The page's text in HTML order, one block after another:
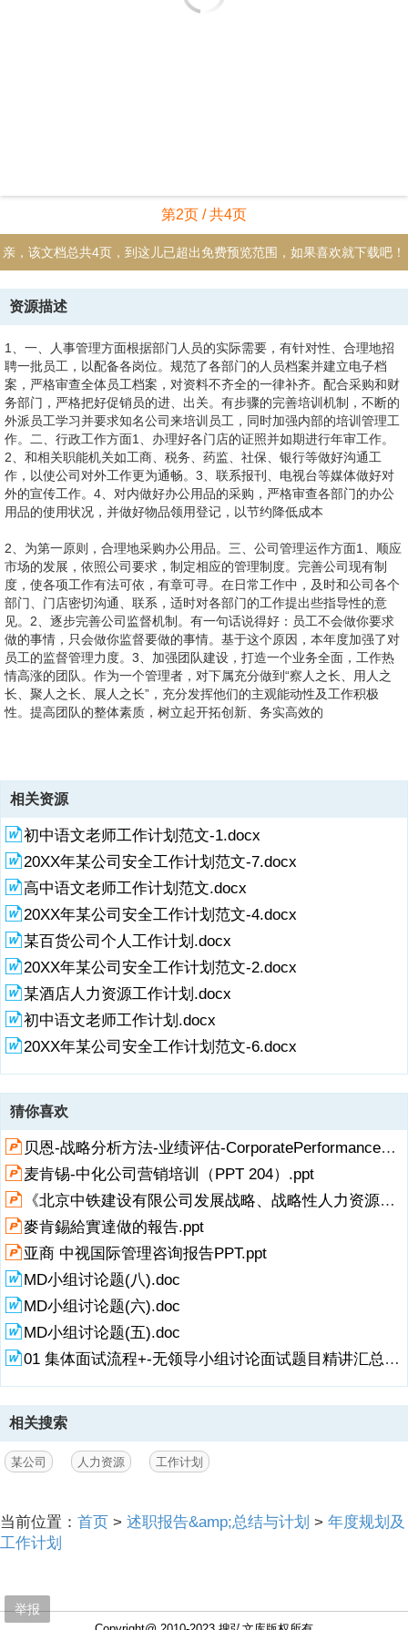
举报
第2页 / 共4页
亲，该文档总共4页，到这儿已超出免费预览范围，如果喜欢就下载吧！
资源描述
1、一、人事管理方面根据部门人员的实际需要，有针对性、合理地招
聘一批员工，以配备各岗位。规范了各部门的人员档案并建立电子档
案，严格审查全体员工档案，对资料不齐全的一律补齐。配合采购和财
务部门，严格把好促销员的进、出关。有步骤的完善培训机制，不断的
外派员工学习并要求知名公司来培训员工，同时加强内部的培训管理工
作。二、行政工作方面1、办理好各门店的证照并如期进行年审工作。
2、和相关职能机关如工商、税务、药监、社保、银行等做好沟通工
作，以使公司对外工作更为通畅。3、联系报刊、电视台等媒体做好对
外的宣传工作。4、对内做好办公用品的采购，严格审查各部门的办公
用品的使用状况，并做好物品领用登记，以节约降低成本
2、为第一原则，合理地采购办公用品。三、公司管理运作方面1、顺应
市场的发展，依照公司要求，制定相应的管理制度。完善公司现有制
度，使各项工作有法可依，有章可寻。在日常工作中，及时和公司各个
部门、门店密切沟通、联系，适时对各部门的工作提出些指导性的意
见。2、逐步完善公司监督机制。有一句话说得好：员工不会做你要求
做的事情，只会做你监督要做的事情。基于这个原因，本年度加强了对
员工的监督管理力度。3、加强团队建设，打造一个业务全面，工作热
情高涨的团队。作为一个管理者，对下属充分做到“察人之长、用人之
长、聚人之长、展人之长”，充分发挥他们的主观能动性及工作积极
性。提高团队的整体素质，树立起开拓创新、务实高效的
面，人力资源部全体员工将积极主动地按照集团经营目标和实现提供人
力资源保障，结合安徽公司人力资源现状，制订安徽公司20_年度人力
资源计划。从自我出发认识企业、认识自己，在集团和公司领导正确的
领导下，统一思想、统一认识、统一指挥、统一行动，服务好产业项目
及各部门正常工作的运行，发挥团队效应，使员工的素质得到有效的提
升，为企业的发展奠定坚实的人力资源基础。(二)20_年，安徽公司人
力资源整体目标是：1、传承、弘扬企业文化和企业传统，用优秀的企
业文化吸引人、发展人。用优秀的企业
资源的最佳和合理配置。3、大力加强员工岗位知识、技能和素质培
训，人均培训达到50课时/年，使员工的岗位技能和综合素质满足公司
发展的需要;4、加大内部人才开发力度，为员工的职业生涯创造、提
供、搭建可持续发展的空间和平台，充分调动员工的.积极性，最大程度
的发挥人力资源潜能。5、完善员工薪资结构，实行科学、公平、合理
的薪酬制度;6、完善有效的绩效考核和激励机制，调动公司所有员工的
主观能动性，建立和谐、融洽的企业内部关系;集思广益，为企业发展服
务。7、做好人员流动率的控制与劳资关系
本利益。8、充分引进、开发、利用人力资源，为公司20_年发展战略和
生产经营目标的实现提供人力资源保障。9、公司生产、发展、产品研
发、服务保障等人力资源的招聘与配置。(三)、岗位设置与配备计划依
据公司20_年发展目标，坚持“优化结构、规范合理、精简高效、因事设
岗、按岗设职”的原则，结合岗位说明书内容，认真细致地对每个岗位
进行分析，满负荷设岗，充分开发人力资源潜力，提高工作(生产)效
率，实现“人、岗、事”三者之间的合理匹配，以达到“人尽其才、才尽其
用”的目标。据此制订公司20_年岗位设置和配备计划。人力资源部还将
从本部门人员的态度、责任为出发点，进行人才的分层次管理，对经营
人才、领导人才、销售人才、技术人才进行“人才适岗”为核心的管理模
式，即发挥适应岗位需要的人才的积极作用，不能小材大用，拔苗助
有赖于20%的优秀人才，因此，管理并激励这企业中的关键人才、优秀
人才便成为人力资源管理的重中之重。
相关资源
初中语文老师工作计划范文-1.docx
20XX年某公司安全工作计划范文-7.docx
高中语文老师工作计划范文.docx
20XX年某公司安全工作计划范文-4.docx
某百货公司个人工作计划.docx
20XX年某公司安全工作计划范文-2.docx
某酒店人力资源工作计划.docx
初中语文老师工作计划.docx
20XX年某公司安全工作计划范文-6.docx
猜你喜欢
贝恩-战略分析方法-业绩评估-CorporatePerformanceMeasurement001.ppt
麦肯锡-中化公司营销培训（PPT 204）.ppt
《北京中铁建设有限公司发展战略、战略性人力资源管理及企业文化咨询项目建议书》(144页).ppt
麥肯錫給實達做的報告.ppt
亚商 中视国际管理咨询报告PPT.ppt
MD小组讨论题(八).doc
MD小组讨论题(六).doc
MD小组讨论题(五).doc
01 集体面试流程+-无领导小组讨论面试题目精讲汇总+答案.doc
相关搜索
某公司 人力资源 工作计划
当前位置： 首页 > 述职报告&amp;总结与计划 > 年度规划及
工作计划